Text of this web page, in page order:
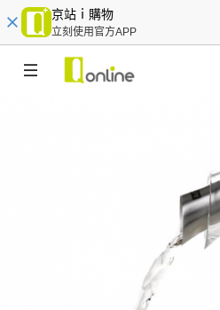
京站ｉ購物
立刻使用官方APP